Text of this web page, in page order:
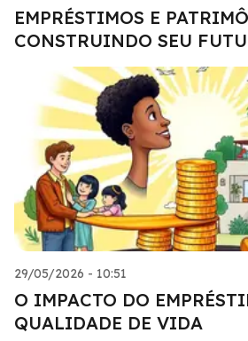
EMPRÉSTIMOS E
CONSTRUINDO SEU
29/05/2026 - 10:51
O IMPACTO DO
QUALIDADE DE VIDA